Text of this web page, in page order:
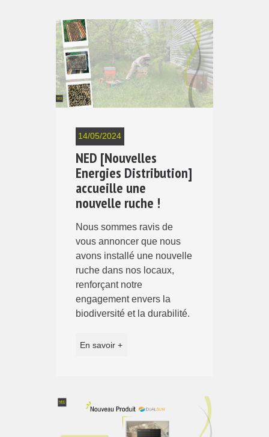
14/05/2024
NED [Nouvelles
Energies Distribution]
accueille une
nouvelle ruche !
Nous sommes ravis de
vous annoncer que nous
avons installé une nouvelle
ruche dans nos locaux,
renforçant notre
engagement envers la
biodiversité et la durabilité.
En savoir +